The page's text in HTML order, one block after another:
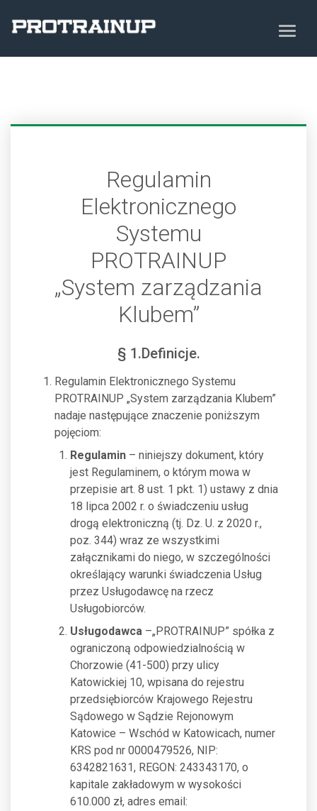
Regulamin
Elektronicznego
Systemu
PROTRAINUP
„System zarządzania
Klubem”
§ 1.Definicje.
Regulamin Elektronicznego Systemu
PROTRAINUP „System zarządzania Klubem”
nadaje następujące znaczenie poniższym
pojęciom:
Regulamin – niniejszy dokument, który
jest Regulaminem, o którym mowa w
przepisie art. 8 ust. 1 pkt. 1) ustawy z dnia
18 lipca 2002 r. o świadczeniu usług
drogą elektroniczną (tj. Dz. U. z 2020 r.,
poz. 344) wraz ze wszystkimi
załącznikami do niego, w szczególności
określający warunki świadczenia Usług
przez Usługodawcę na rzecz
Usługobiorców.
Usługodawca –„PROTRAINUP” spółka z
ograniczoną odpowiedzialnością w
Chorzowie (41-500) przy ulicy
Katowickiej 10, wpisana do rejestru
przedsiębiorców Krajowego Rejestru
Sądowego w Sądzie Rejonowym
Katowice – Wschód w Katowicach, numer
KRS pod nr 0000479526, NIP:
6342821631, REGON: 243343170, o
kapitale zakładowym w wysokości
610.000 zł, adres email: